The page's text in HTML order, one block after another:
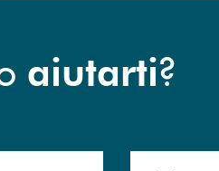
aiutarti?